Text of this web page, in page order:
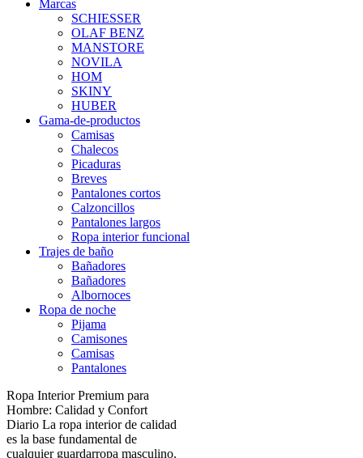
Marcas
SCHIESSER
OLAF BENZ
MANSTORE
NOVILA
HOM
SKINY
HUBER
Gama-de-productos
Camisas
Chalecos
Picaduras
Breves
Pantalones cortos
Calzoncillos
Pantalones largos
Ropa interior funcional
Trajes de baño
Bañadores
Bañadores
Albornoces
Ropa de noche
Pijama
Camisones
Camisas
Pantalones
Ropa Interior Premium para
Hombre: Calidad y Confort
Diario La ropa interior de calidad
es la base fundamental de
cualquier guardarropa masculino.